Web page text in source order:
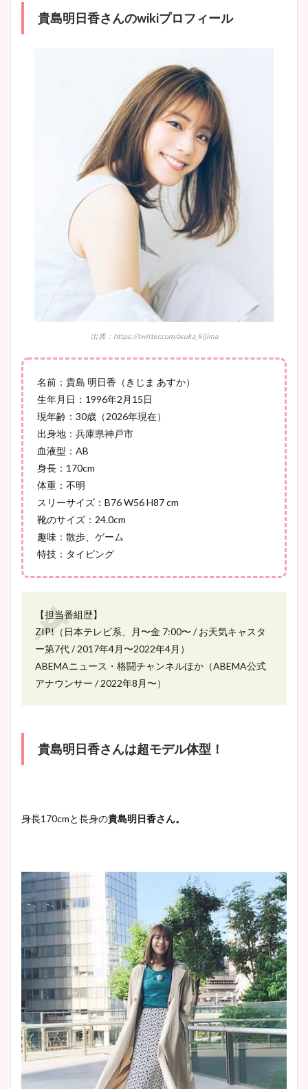
wikiプロフも！
安藤萌々アナのカップ画像や
ニット衣装まとめ！美足の筋
肉も凄い！
鈴木唯の太ってた時の体重が
ヤバすぎww原因や痩せたダ
イエット方は？昔と現在を画
像比較！
豊島実季アナのカップ画像ま
とめ！美脚や水着姿に年齢も
宇賀神メグアナのニット画像
まとめ！足も美脚でカップも
池谷実悠アナのメガネ画像が
かわいい！カップや水着姿も
貴島明日香さんのwikiプロフィール
出典：https://twitter.com/asuka_kijima
名前：貴島 明日香（きじま あすか）
生年月日：1996年2月15日
現年齢：30歳（2026年現在）
出身地：兵庫県神戸市
血液型：AB
身長：170cm
体重：不明
スリーサイズ：B76 W56 H87 cm
靴のサイズ：24.0cm
趣味：散歩、ゲーム
特技：タイピング
【担当番組歴】
ZIP!（日本テレビ系、月〜金 7:00〜 / お天気キャスタ
ー第7代 / 2017年4月〜2022年4月）
ABEMAニュース・格闘チャンネルほか（ABEMA公式
アナウンサー / 2022年8月〜）
貴島明日香さんは超モデル体型！
身長170cmと長身の貴島明日香さん。